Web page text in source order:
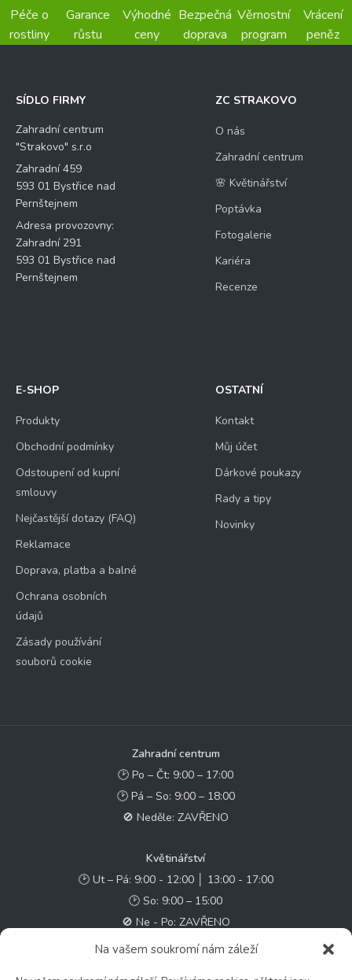
Na vašem soukromí nám záleží
Péče o
rostliny
Garance
růstu
Výhodné
ceny
Bezpečná
doprava
Věrnostní
program
Vrácení
peněz
SÍDLO FIRMY
Zahradní centrum
"Strakovo" s.r.o
Zahradní 459
593 01 Bystřice nad
Pernštejnem
Adresa provozovny:
Zahradní 291
593 01 Bystřice nad
Pernštejnem
ZC STRAKOVO
O nás
Zahradní centrum
🌸 Květinářství
Poptávka
Fotogalerie
Kariéra
Recenze
E-SHOP
Produkty
Obchodní podmínky
Odstoupení od kupní
smlouvy
Nejčastější dotazy (FAQ)
Reklamace
Doprava, platba a balné
Ochrana osobních
údajů
Zásady používání
souborů cookie
OSTATNÍ
Kontakt
Můj účet
Dárkové poukazy
Rady a tipy
Novinky
Zahradní centrum
🕑 Po – Čt: 9:00 – 17:00
🕑 Pá – So: 9:00 – 18:00
🚫 Neděle: ZAVŘENO
Květinářství
🕑 Ut – Pá: 9:00 - 12:00 │ 13:00 - 17:00
🕑 So: 9:00 – 15:00
🚫 Ne - Po: ZAVŘENO